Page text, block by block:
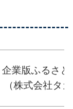
企業版ふるさ
（株式会社タ